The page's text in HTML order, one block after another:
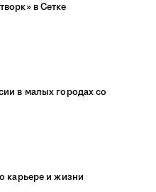
в Сетке
в малых городах со
карьере и жизни